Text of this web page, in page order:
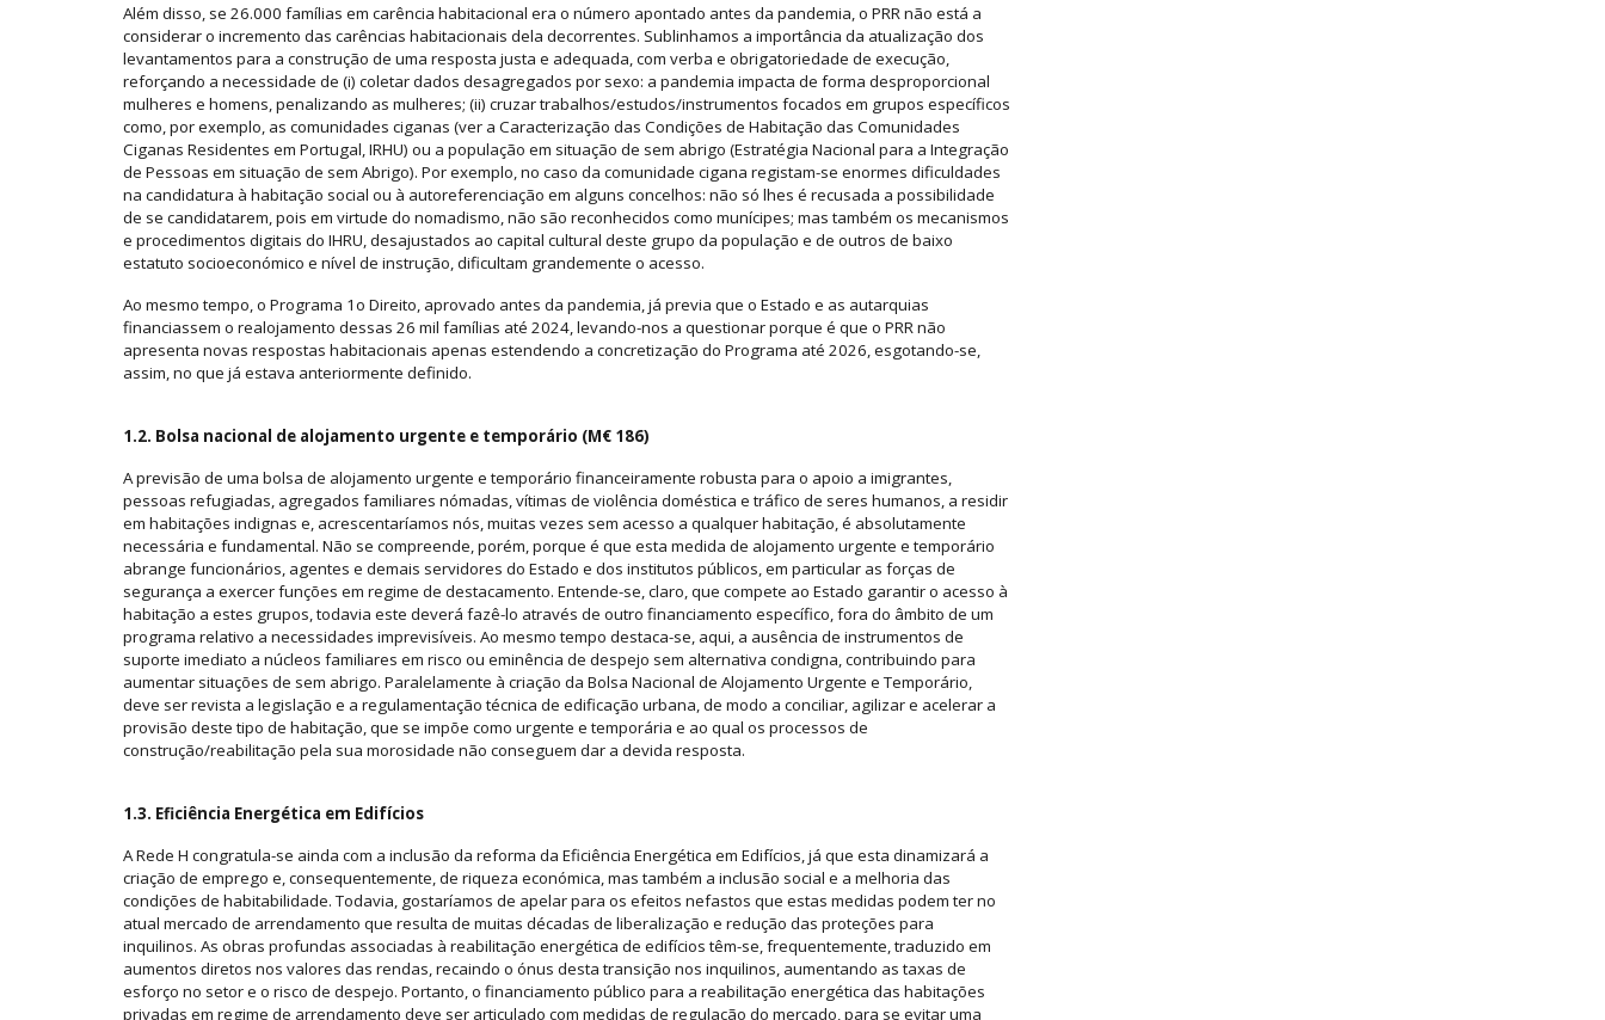
Além disso, se 26.000 famílias em carência habitacional era o número apontado antes da pandemia, o PRR não está a
considerar o incremento das carências habitacionais dela decorrentes. Sublinhamos a importância da atualização dos
levantamentos para a construção de uma resposta justa e adequada, com verba e obrigatoriedade de execução,
reforçando a necessidade de (i) coletar dados desagregados por sexo: a pandemia impacta de forma desproporcional
mulheres e homens, penalizando as mulheres; (ii) cruzar trabalhos/estudos/instrumentos focados em grupos específicos
como, por exemplo, as comunidades ciganas (ver a Caracterização das Condições de Habitação das Comunidades
Ciganas Residentes em Portugal, IRHU) ou a população em situação de sem abrigo (Estratégia Nacional para a Integração
de Pessoas em situação de sem Abrigo). Por exemplo, no caso da comunidade cigana registam-se enormes dificuldades
na candidatura à habitação social ou à autoreferenciação em alguns concelhos: não só lhes é recusada a possibilidade
de se candidatarem, pois em virtude do nomadismo, não são reconhecidos como munícipes; mas também os mecanismos
e procedimentos digitais do IHRU, desajustados ao capital cultural deste grupo da população e de outros de baixo
estatuto socioeconómico e nível de instrução, dificultam grandemente o acesso.
Ao mesmo tempo, o Programa 1o Direito, aprovado antes da pandemia, já previa que o Estado e as autarquias
financiassem o realojamento dessas 26 mil famílias até 2024, levando-nos a questionar porque é que o PRR não
apresenta novas respostas habitacionais apenas estendendo a concretização do Programa até 2026, esgotando-se,
assim, no que já estava anteriormente definido.
1.2. Bolsa nacional de alojamento urgente e temporário (M€ 186)
A previsão de uma bolsa de alojamento urgente e temporário financeiramente robusta para o apoio a imigrantes,
pessoas refugiadas, agregados familiares nómadas, vítimas de violência doméstica e tráfico de seres humanos, a residir
em habitações indignas e, acrescentaríamos nós, muitas vezes sem acesso a qualquer habitação, é absolutamente
necessária e fundamental. Não se compreende, porém, porque é que esta medida de alojamento urgente e temporário
abrange funcionários, agentes e demais servidores do Estado e dos institutos públicos, em particular as forças de
segurança a exercer funções em regime de destacamento. Entende-se, claro, que compete ao Estado garantir o acesso à
habitação a estes grupos, todavia este deverá fazê-lo através de outro financiamento específico, fora do âmbito de um
programa relativo a necessidades imprevisíveis. Ao mesmo tempo destaca-se, aqui, a ausência de instrumentos de
suporte imediato a núcleos familiares em risco ou eminência de despejo sem alternativa condigna, contribuindo para
aumentar situações de sem abrigo. Paralelamente à criação da Bolsa Nacional de Alojamento Urgente e Temporário,
deve ser revista a legislação e a regulamentação técnica de edificação urbana, de modo a conciliar, agilizar e acelerar a
provisão deste tipo de habitação, que se impõe como urgente e temporária e ao qual os processos de
construção/reabilitação pela sua morosidade não conseguem dar a devida resposta.
1.3. Eficiência Energética em Edifícios
A Rede H congratula-se ainda com a inclusão da reforma da Eficiência Energética em Edifícios, já que esta dinamizará a
criação de emprego e, consequentemente, de riqueza económica, mas também a inclusão social e a melhoria das
condições de habitabilidade. Todavia, gostaríamos de apelar para os efeitos nefastos que estas medidas podem ter no
atual mercado de arrendamento que resulta de muitas décadas de liberalização e redução das proteções para
inquilinos. As obras profundas associadas à reabilitação energética de edifícios têm-se, frequentemente, traduzido em
aumentos diretos nos valores das rendas, recaindo o ónus desta transição nos inquilinos, aumentando as taxas de
esforço no setor e o risco de despejo. Portanto, o financiamento público para a reabilitação energética das habitações
privadas em regime de arrendamento deve ser articulado com medidas de regulação do mercado, para se evitar uma